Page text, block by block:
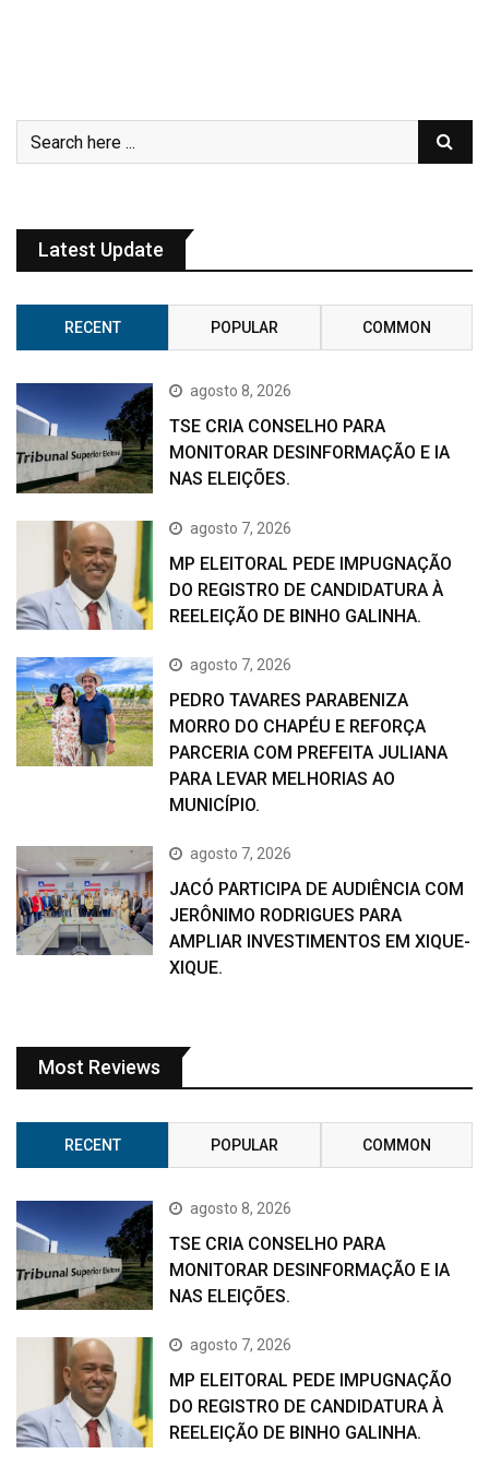
Latest Update
RECENT POPULAR COMMON
agosto 8, 2026
TSE CRIA CONSELHO PARA
MONITORAR DESINFORMAÇÃO E IA
NAS ELEIÇÕES.
agosto 7, 2026
MP ELEITORAL PEDE IMPUGNAÇÃO
DO REGISTRO DE CANDIDATURA À
REELEIÇÃO DE BINHO GALINHA.
agosto 7, 2026
PEDRO TAVARES PARABENIZA
MORRO DO CHAPÉU E REFORÇA
PARCERIA COM PREFEITA JULIANA
PARA LEVAR MELHORIAS AO
MUNICÍPIO.
agosto 7, 2026
JACÓ PARTICIPA DE AUDIÊNCIA COM
JERÔNIMO RODRIGUES PARA
AMPLIAR INVESTIMENTOS EM XIQUE-
XIQUE.
Most Reviews
RECENT POPULAR COMMON
agosto 8, 2026
TSE CRIA CONSELHO PARA
MONITORAR DESINFORMAÇÃO E IA
NAS ELEIÇÕES.
agosto 7, 2026
MP ELEITORAL PEDE IMPUGNAÇÃO
DO REGISTRO DE CANDIDATURA À
REELEIÇÃO DE BINHO GALINHA.